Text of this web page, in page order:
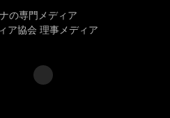
の専門メディア
ア協会 理事メディア